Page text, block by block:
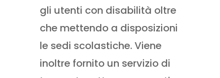
gli utenti con disabilità oltre
che mettendo a disposizioni
le sedi scolastiche. Viene
inoltre fornito un servizio di